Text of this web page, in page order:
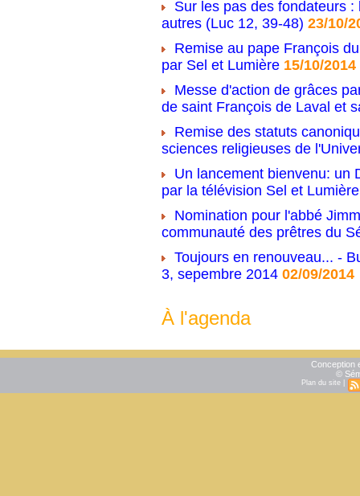
Sur les pas des fondateurs :
autres (Luc 12, 39-48) 23/10/
Remise au pape François
par Sel et Lumière 15/10/2014
Messe d'action de grâces
de saint François de Laval et
Remise des statuts
sciences religieuses de
Un lancement bienvenu: un
par la télévision Sel et Lumière
Nomination pour l'abbé
communauté des prêtres du
Toujours en renouveau... -
3, sepembre 2014 02/09/2014
À l'agenda
Conception
©
Plan du site